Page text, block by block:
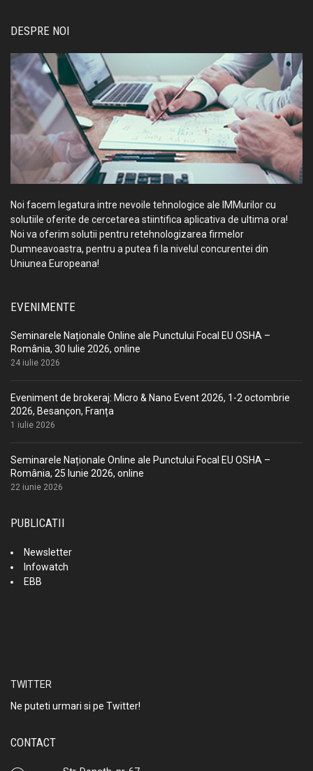
DESPRE NOI
Noi facem legatura intre nevoile tehnologice ale IMMurilor cu
solutiile oferite de cercetarea stiintifica aplicativa de ultima ora!
Noi va oferim solutii pentru retehnologizarea firmelor
Dumneavoastra, pentru a putea fi la nivelul concurentei din
Uniunea Europeana!
EVENIMENTE
Seminarele Naționale Online ale Punctului Focal EU OSHA –
România, 30 Iulie 2026, online
24 iulie 2026
Eveniment de brokeraj: Micro & Nano Event 2026, 1-2 octombrie
2026, Besançon, Franța
1 iulie 2026
Seminarele Naționale Online ale Punctului Focal EU OSHA –
România, 25 Iunie 2026, online
22 iunie 2026
PUBLICATII
Newsletter
Infowatch
EBB
TWITTER
Ne puteti urmari si pe Twitter!
CONTACT